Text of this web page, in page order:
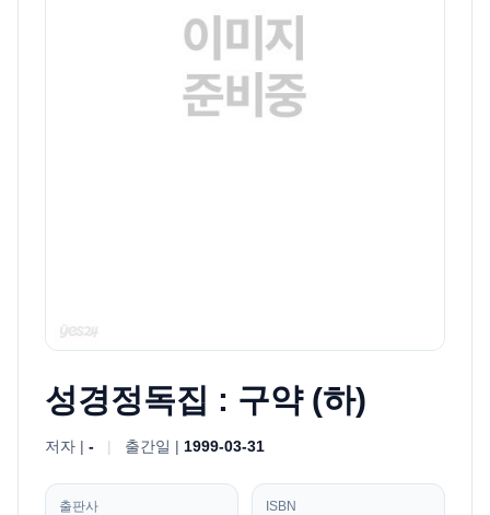
성경정독집 : 구약 (하)
저자 | - | 출간일 | 1999-03-31
출판사 ISBN